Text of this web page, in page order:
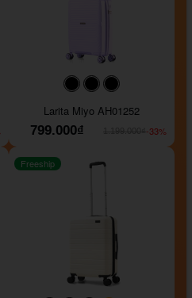
#000000#000000
Larita Miyo AH01252
799.000₫
-33%
Freeship